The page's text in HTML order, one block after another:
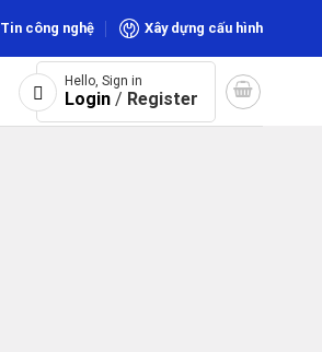
Tin công nghệ Xây dựng cấu hình
Hello, Sign in
Login / Register